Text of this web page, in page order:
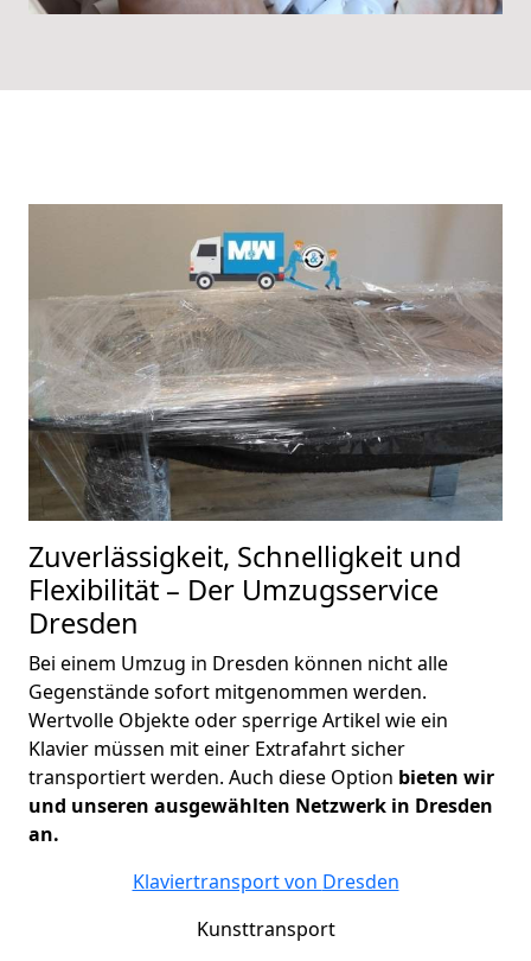
Zuverlässigkeit, Schnelligkeit und
Flexibilität – Der Umzugsservice
Dresden
Bei einem Umzug in Dresden können nicht alle
Gegenstände sofort mitgenommen werden.
Wertvolle Objekte oder sperrige Artikel wie ein
Klavier müssen mit einer Extrafahrt sicher
transportiert werden. Auch diese Option bieten wir
und unseren ausgewählten Netzwerk in Dresden
an.
Klaviertransport von Dresden
Kunsttransport